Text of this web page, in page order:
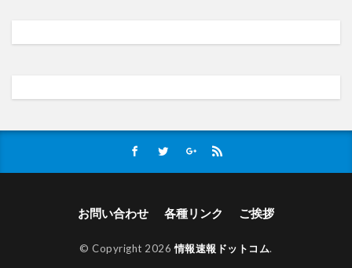
お問い合わせ 各種リンク ご挨拶
© Copyright 2026情報速報ドットコム.